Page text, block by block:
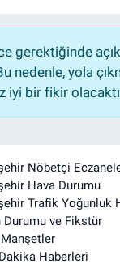
gerektiğinde
nedenle, yola
iyi bir fikir
Nöbetçi
Hava Durumu
Trafik Yoğunluk
Durumu ve Fikstür
Haberleri